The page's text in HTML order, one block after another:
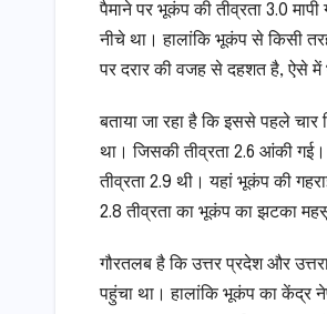
पैमाने पर भूकंप की तीव्रता 3.0
नीचे था। हालांकि भूकंप से किसी
पर दरार की वजह से दहशत है, ऐसे
बताया जा रहा है कि इससे पहले
था। जिसकी तीव्रता 2.6 आंकी
तीव्रता 2.9 थी। यहां भूकंप की
2.8 तीव्रता का भूकंप का झटका
गौरतलब है कि उत्तर प्रदेश और
पहुंचा था। हालांकि भूकंप का केंद्र